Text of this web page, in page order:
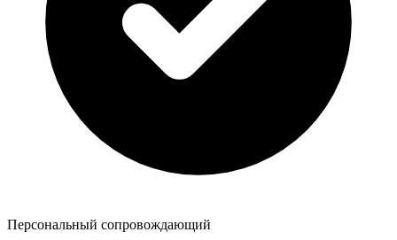
Персональный сопровождающий